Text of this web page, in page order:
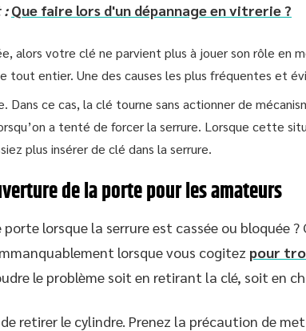
: Que faire lors d'un dépannage en vitrerie ?
alors votre clé ne parvient plus à jouer son rôle en
tout entier. Une des causes les plus fréquentes et
Dans ce cas, la clé tourne sans actionner de
a tenté de forcer la serrure. Lorsque cette
plus insérer de clé dans la serrure.
de la porte pour les amateurs
lorsque la serrure est cassée ou bloquée ?
lorsque vous cogitez pour
le problème soit en retirant la clé, soit en
retirer le cylindre. Prenez la précaution de